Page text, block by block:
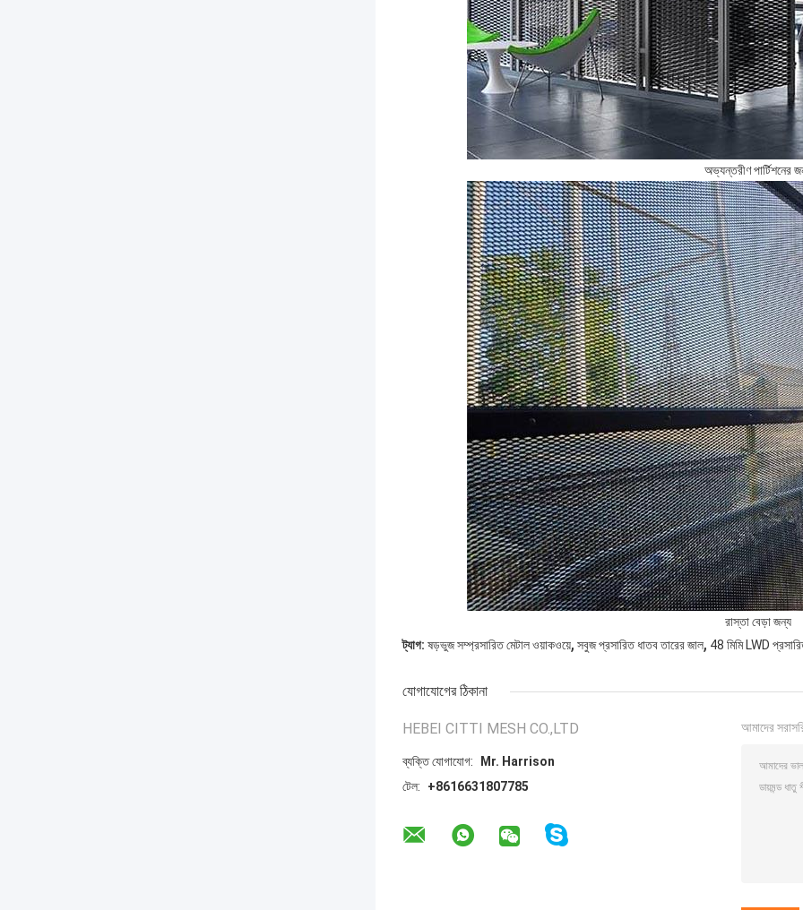
অভ্যন্তরীণ পার্টিশনের
রাস্তা বেড়া জন্য
ট্যাগ: ষড়ভুজ সম্প্রসারিত মেটাল ওয়াকওয়ে, সবুজ প্রসারিত ধাতব তারের জাল, 48 মিমি LWD
যোগাযোগের ঠিকানা
HEBEI CITTI MESH CO.,LTD
ব্যক্তি যোগাযোগ:
Mr. Harrison
টেল:
+8616631807785
আমাদের